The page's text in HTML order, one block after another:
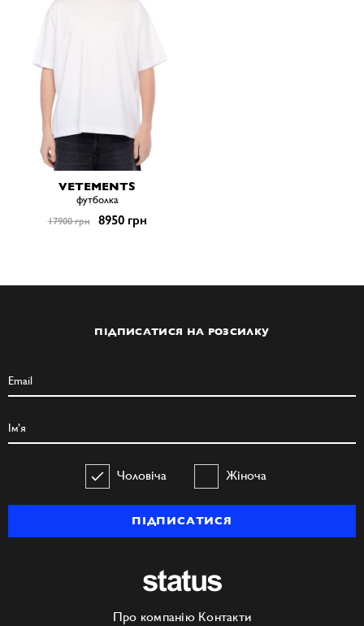
VETEMENTS
футболка
17900 грн 8950 грн
ПІДПИСАТИСЯ НА РОЗСИЛКУ
Чоловіча Жіноча
ПІДПИСАТИСЯ
Про компанію Контакти